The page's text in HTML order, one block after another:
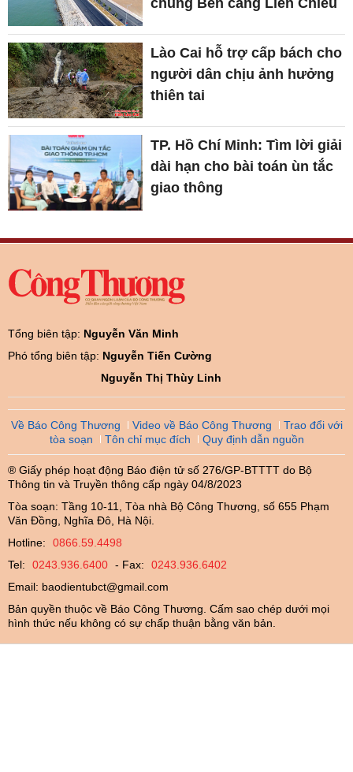
Lào Cai hỗ trợ cấp bách cho
người dân chịu ảnh hưởng
thiên tai
TP. Hồ Chí Minh: Tìm lời giải
dài hạn cho bài toán ùn tắc
giao thông
Tổng biên tập: Nguyễn Văn Minh
Phó tổng biên tập: Nguyễn Tiến Cường
Nguyễn Thị Thùy Linh
Về Báo Công Thương Video về Báo Công Thương
Trao đổi với
tòa soạn
Tôn chỉ mục đích Quy định dẫn nguồn
® Giấy phép hoạt động Báo điện tử số 276/GP-BTTTT do Bộ
Thông tin và Truyền thông cấp ngày 04/8/2023
Tòa soạn: Tầng 10-11, Tòa nhà Bộ Công Thương, số 655 Phạm
Văn Đồng, Nghĩa Đô, Hà Nội.
Hotline:
0866.59.4498
Tel:
0243.936.6400 - Fax:
0243.936.6402
Email: baodientubct@gmail.com
Bản quyền thuộc về Báo Công Thương. Cấm sao chép dưới mọi
hình thức nếu không có sự chấp thuận bằng văn bản.